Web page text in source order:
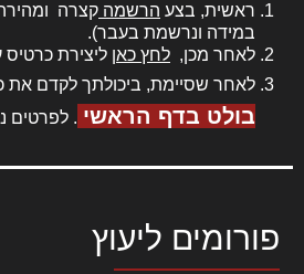
ראשית, בצע הרשמה קצרה
במידה ונרשמת בעבר).
לאחר מכן, לחץ כאן ליצירת
לאחר שסיימת, ביכולתך לקדם את
בולט בדף הראשי . לפרטים
פורומים ליעוץ